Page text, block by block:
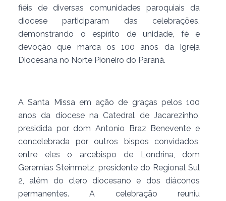
fiéis de diversas comunidades paroquiais da
diocese participaram das celebrações,
demonstrando o espírito de unidade, fé e
devoção que marca os 100 anos da Igreja
Diocesana no Norte Pioneiro do Paraná.
A Santa Missa em ação de graças pelos 100
anos da diocese na Catedral de Jacarezinho,
presidida por dom Antonio Braz Benevente e
concelebrada por outros bispos convidados,
entre eles o arcebispo de Londrina, dom
Geremias Steinmetz, presidente do Regional Sul
2, além do clero diocesano e dos diáconos
permanentes. A celebração reuniu